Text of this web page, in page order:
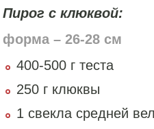
Пирог с клюквой:
форма – 26-28 см
400-500 г теста
250 г клюквы
1 свекла средней